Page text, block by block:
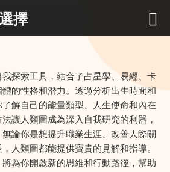
擇
探索工具，結合了占星學、易經、卡
的性格和潛力。透過分析出生時間和
解自己的能量類型、人生使命和內在
讓人類圖成為深入自我研究的利器，
論你是想提升職業生涯、改善人際關
人類圖都能提供寶貴的見解和指導。
為你開啟新的思維和行動路徑，幫助